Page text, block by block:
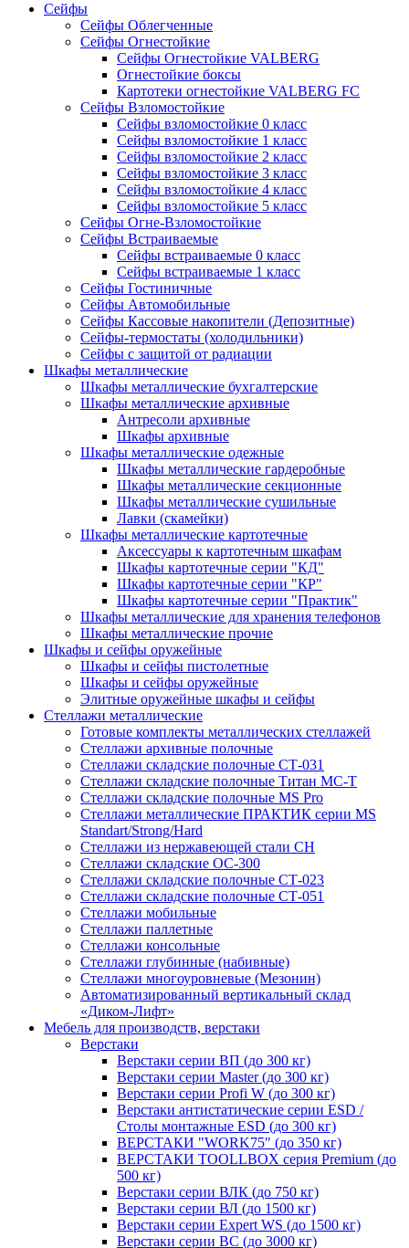
Сейфы
Сейфы Облегченные
Сейфы Огнестойкие
Сейфы Огнестойкие VALBERG
Огнестойкие боксы
Картотеки огнестойкие VALBERG FC
Сейфы Взломостойкие
Сейфы взломостойкие 0 класс
Сейфы взломостойкие 1 класс
Сейфы взломостойкие 2 класс
Сейфы взломостойкие 3 класс
Сейфы взломостойкие 4 класс
Сейфы взломостойкие 5 класс
Сейфы Огне-Взломостойкие
Сейфы Встраиваемые
Сейфы встраиваемые 0 класс
Сейфы встраиваемые 1 класс
Сейфы Гостиничные
Сейфы Автомобильные
Сейфы Кассовые накопители (Депозитные)
Сейфы-термостаты (холодильники)
Сейфы с защитой от радиации
Шкафы металлические
Шкафы металлические бухгалтерские
Шкафы металлические архивные
Антресоли архивные
Шкафы архивные
Шкафы металлические одежные
Шкафы металлические гардеробные
Шкафы металлические секционные
Шкафы металлические сушильные
Лавки (скамейки)
Шкафы металлические картотечные
Аксессуары к картотечным шкафам
Шкафы картотечные серии "КД"
Шкафы картотечные серии "КР"
Шкафы картотечные серии "Практик"
Шкафы металлические для хранения телефонов
Шкафы металлические прочие
Шкафы и сейфы оружейные
Шкафы и сейфы пистолетные
Шкафы и сейфы оружейные
Элитные оружейные шкафы и сейфы
Стеллажи металлические
Готовые комплекты металлических стеллажей
Стеллажи архивные полочные
Стеллажи складские полочные СТ-031
Стеллажи складские полочные Титан МС-Т
Стеллажи складские полочные MS Pro
Стеллажи металлические ПРАКТИК серии MS
Standart/Strong/Hard
Стеллажи из нержавеющей стали СН
Стеллажи складские ОС-300
Стеллажи складские полочные СТ-023
Стеллажи складские полочные СТ-051
Стеллажи мобильные
Стеллажи паллетные
Стеллажи консольные
Стеллажи глубинные (набивные)
Стеллажи многоуровневые (Мезонин)
Автоматизированный вертикальный склад
«Диком-Лифт»
Мебель для производств, верстаки
Верстаки
Верстаки серии ВП (до 300 кг)
Верстаки серии Master (до 300 кг)
Верстаки серии Profi W (до 300 кг)
Верстаки антистатические серии ESD /
Столы монтажные ESD (до 300 кг)
ВЕРСТАКИ "WORK75" (до 350 кг)
ВЕРСТАКИ TOOLLBOX серия Premium (до
500 кг)
Верстаки серии ВЛК (до 750 кг)
Верстаки серии ВЛ (до 1500 кг)
Верстаки серии Expert WS (до 1500 кг)
Верстаки серии ВС (до 3000 кг)